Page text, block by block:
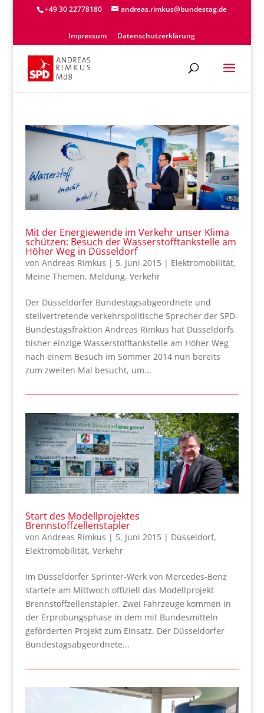
+49 30 22778180 andreas.rimkus@bundestag.de
Impressum Datenschutzerklärung
Mit der Energiewende im Verkehr unser Klima
schützen: Besuch der Wasserstofftankstelle am
Höher Weg in Düsseldorf
von Andreas Rimkus | 5. Juni 2015| Elektromobilität,
Meine Themen, Meldung, Verkehr
Der Düsseldorfer Bundestagsabgeordnete und
stellvertretende verkehrspolitische Sprecher der SPD-
Bundestagsfraktion Andreas Rimkus hat Düsseldorfs
bisher einzige Wasserstofftankstelle am Höher Weg
nach einem Besuch im Sommer 2014 nun bereits
zum zweiten Mal besucht, um...
Start des Modellprojektes
Brennstoffzellenstapler
von Andreas Rimkus | 5. Juni 2015| Düsseldorf,
Elektromobilität, Verkehr
Im Düsseldorfer Sprinter-Werk von Mercedes-Benz
startete am Mittwoch offiziell das Modellprojekt
Brennstoffzellenstapler. Zwei Fahrzeuge kommen in
der Erprobungsphase in dem mit Bundesmitteln
geförderten Projekt zum Einsatz. Der Düsseldorfer
Bundestagsabgeordnete...